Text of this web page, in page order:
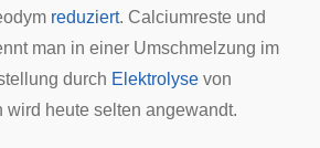
reduziert. Calciumreste und
man in einer Umschmelzung im
durch Elektrolyse von
wird heute selten angewandt.